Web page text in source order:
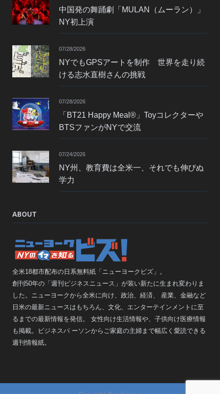
中国発の舞踊劇「MULAN（ムーラン）」
NY初上演
07/28/2026
NYでもGPSアートを制作 世界を走り続
ける志水直樹さんの挑戦
07/28/2026
「BT21 Happy Meal®」Toyコレクターや
BTSファンがNYで交流
07/24/2026
NY州、教育費は全米一、それでも伸びぬ
学力
ABOUT
全米18都市配布の日系無料紙「ニューヨークビズ」。
創刊50年の「週刊ビジネスニュース」が装い新たに生まれ変わりま
した。ニューヨークから全米に向け、政治、経済、 産業、金融など
日米の最新ニュースはもちろん、文化、エンターテインメントに至
るまでの最新情報を発信。 女性向け生活情報や、子供向け医療情報
も掲載。ビジネスパ ーソンからご家庭の主婦まで幅広く愛読できる
週刊情報紙。